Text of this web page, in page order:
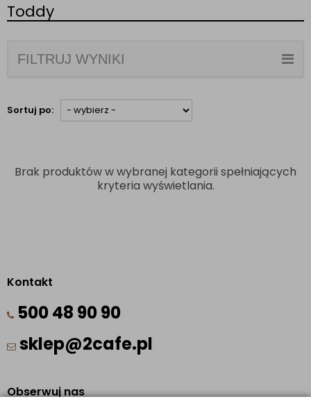
Toddy
FILTRUJ WYNIKI
Sortuj po:
Brak produktów w wybranej kategorii spełniających
kryteria wyświetlania.
Kontakt
500 48 90 90
sklep@2cafe.pl
Obserwuj nas